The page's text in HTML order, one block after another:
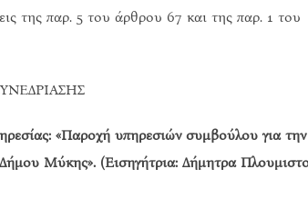
της παρ. 5 του άρθρου 67 και της παρ. 1 του
«Παροχή υπηρεσιών συμβούλου για την
Μύκης». (Εισηγήτρια: Δήμητρα